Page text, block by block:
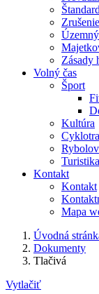
Zásady
Volný čas
Šport
Kultúra
Rybolov
Turistika
Kontakt
Kontakt
Mapa
Úvodná
Dokumenty
Tlačivá
Vytlačiť